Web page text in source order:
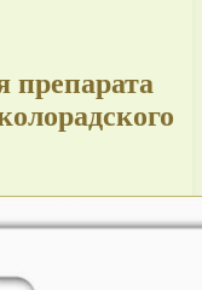
препарата